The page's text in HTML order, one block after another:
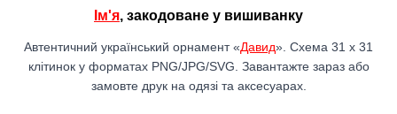
Ім'я, закодоване у вишиванку
Автентичний український орнамент «Давид». Схема 31 x 31
клітинок у форматах PNG/JPG/SVG. Завантажте зараз або
замовте друк на одязі та аксесуарах.